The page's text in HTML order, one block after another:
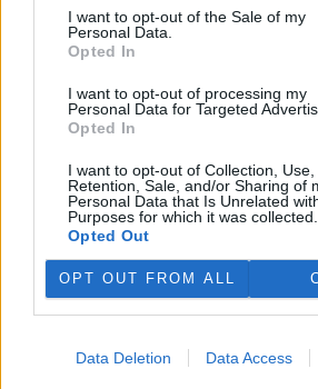
I want to opt-out of the Sale of my
Personal Data.
Opted In
I want to opt-out of processing my
Personal Data for Targeted
Opted In
I want to opt-out of Collection, Use,
Retention, Sale, and/or Sharing of
Personal Data that Is Unrelated
Purposes for which it was collected.
Opted Out
OPT OUT FROM ALL
Data Deletion Data Access
5.8.2026 10:26 | PARDUBICE (ČTK)
Diskuse: 1
průtoků
vyschl.
Povodí Labe. Organizace ale požadavek
dělala už v červnu a další zásah v tuto chvíli
Červený chce peníze ušetřené za
obcím podle původní dohody
5.8.2026 01:29 (ČTK)
Ministr